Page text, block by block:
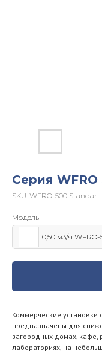
Серия
SKU: WFRO-500 Standart
Модель
0,50 м3/ч WFRO-
Коммерческие установки
предназначены для
загородных домах, кафе,
лабораториях, на